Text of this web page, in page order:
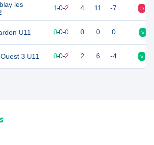
les
U11
3 U11
3 1-0-2 4 11 -7 D
0 0-0-0 0 0 0 V
0 0-0-2 2 6 -4 V